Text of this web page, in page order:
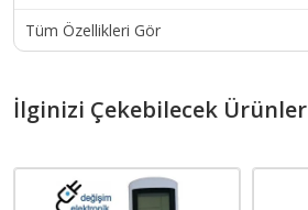
Tüm Özellikleri Gör
İlginizi Çekebilecek Ürünler